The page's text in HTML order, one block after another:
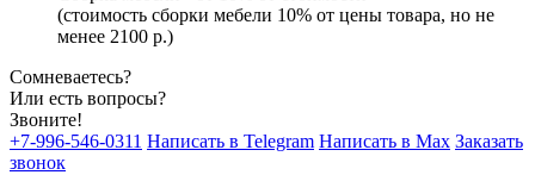
(стоимость сборки мебели 10% от цены товара, но не
менее 2100 р.)
Сомневаетесь?
Или есть вопросы?
Звоните!
+7-996-546-0311 Написать в Telegram Написать в Max Заказать
звонок